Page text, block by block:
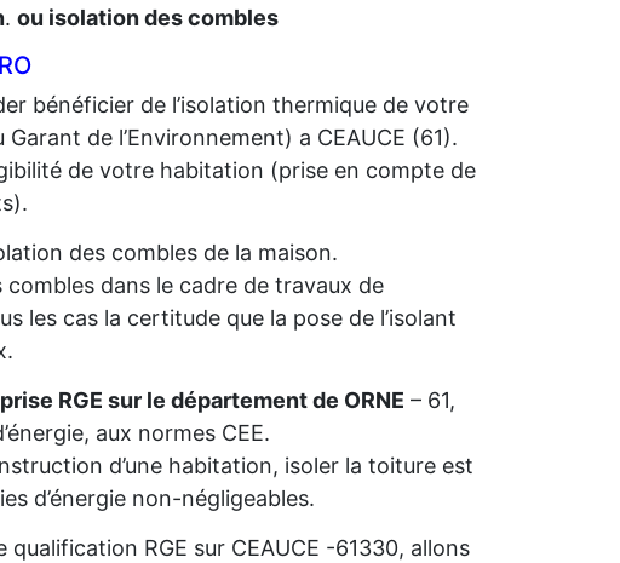
. ou isolation des combles
bénéficier de l’isolation thermique de votre
Garant de l’Environnement) a CEAUCE (61).
de votre habitation (prise en compte de
des combles de la maison.
dans le cadre de travaux de
les cas la certitude que la pose de l’isolant
RGE sur le département de ORNE – 61,
aux normes CEE.
d’une habitation, isoler la toiture est
d’énergie non-négligeables.
RGE sur CEAUCE -61330, allons